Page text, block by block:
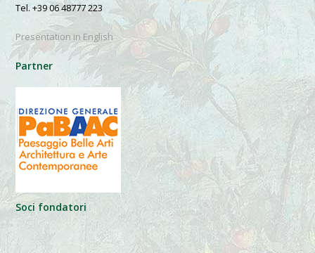
Tel. +39 06 48777 223
Presentation in English
Partner
Soci fondatori